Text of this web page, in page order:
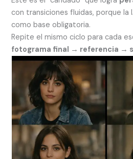
con transiciones fluidas, porque la
como base obligatoria.
Repite el mismo ciclo para cada
fotograma final → referencia →